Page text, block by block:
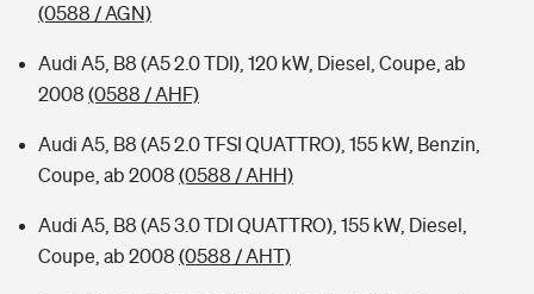
(0588 / AGN)
Audi A5, B8 (A5 2.0 TDI), 120 kW, Diesel, Coupe, ab
2008 (0588 / AHF)
Audi A5, B8 (A5 2.0 TFSI QUATTRO), 155 kW, Benzin,
Coupe, ab 2008 (0588 / AHH)
Audi A5, B8 (A5 3.0 TDI QUATTRO), 155 kW, Diesel,
Coupe, ab 2008 (0588 / AHT)